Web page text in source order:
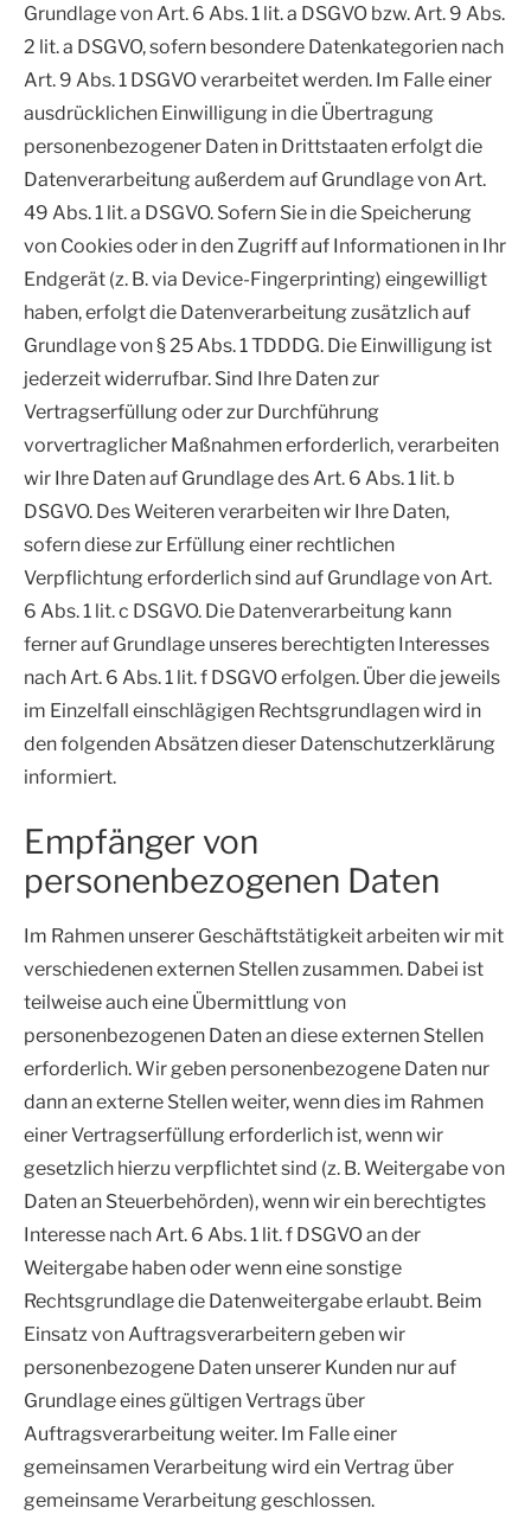
Grundlage von Art. 6 Abs. 1 lit. a DSGVO bzw. Art. 9 Abs.
2 lit. a DSGVO, sofern besondere Datenkategorien nach
Art. 9 Abs. 1 DSGVO verarbeitet werden. Im Falle einer
ausdrücklichen Einwilligung in die Übertragung
personenbezogener Daten in Drittstaaten erfolgt die
Datenverarbeitung außerdem auf Grundlage von Art.
49 Abs. 1 lit. a DSGVO. Sofern Sie in die Speicherung
von Cookies oder in den Zugriff auf Informationen in Ihr
Endgerät (z. B. via Device-Fingerprinting) eingewilligt
haben, erfolgt die Datenverarbeitung zusätzlich auf
Grundlage von § 25 Abs. 1 TDDDG. Die Einwilligung ist
jederzeit widerrufbar. Sind Ihre Daten zur
Vertragserfüllung oder zur Durchführung
vorvertraglicher Maßnahmen erforderlich, verarbeiten
wir Ihre Daten auf Grundlage des Art. 6 Abs. 1 lit. b
DSGVO. Des Weiteren verarbeiten wir Ihre Daten,
sofern diese zur Erfüllung einer rechtlichen
Verpflichtung erforderlich sind auf Grundlage von Art.
6 Abs. 1 lit. c DSGVO. Die Datenverarbeitung kann
ferner auf Grundlage unseres berechtigten Interesses
nach Art. 6 Abs. 1 lit. f DSGVO erfolgen. Über die jeweils
im Einzelfall einschlägigen Rechtsgrundlagen wird in
den folgenden Absätzen dieser Datenschutzerklärung
informiert.
Empfänger von
personenbezogenen Daten
Im Rahmen unserer Geschäftstätigkeit arbeiten wir mit
verschiedenen externen Stellen zusammen. Dabei ist
teilweise auch eine Übermittlung von
personenbezogenen Daten an diese externen Stellen
erforderlich. Wir geben personenbezogene Daten nur
dann an externe Stellen weiter, wenn dies im Rahmen
einer Vertragserfüllung erforderlich ist, wenn wir
gesetzlich hierzu verpflichtet sind (z. B. Weitergabe von
Daten an Steuerbehörden), wenn wir ein berechtigtes
Interesse nach Art. 6 Abs. 1 lit. f DSGVO an der
Weitergabe haben oder wenn eine sonstige
Rechtsgrundlage die Datenweitergabe erlaubt. Beim
Einsatz von Auftragsverarbeitern geben wir
personenbezogene Daten unserer Kunden nur auf
Grundlage eines gültigen Vertrags über
Auftragsverarbeitung weiter. Im Falle einer
gemeinsamen Verarbeitung wird ein Vertrag über
gemeinsame Verarbeitung geschlossen.